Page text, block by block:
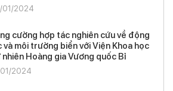
01/2024
cường hợp tác nghiên cứu về động
và môi trường biển với Viện Khoa học
nhiên Hoàng gia Vương quốc Bỉ
2024